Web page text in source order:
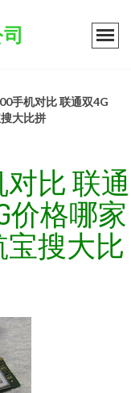
手机对比 联通双4G
大比拼
对比 联通
价格哪家
搜大比